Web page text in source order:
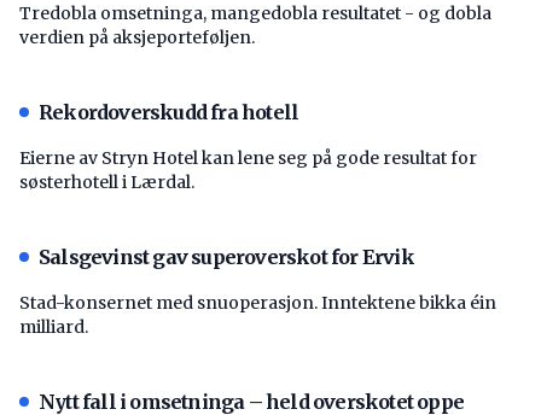
Tredobla omsetninga, mangedobla resultatet - og dobla
verdien på aksjeporteføljen.
Rekordoverskudd fra hotell
Eierne av Stryn Hotel kan lene seg på gode resultat for
søsterhotell i Lærdal.
Salsgevinst gav superoverskot for Ervik
Stad-konsernet med snuoperasjon. Inntektene bikka éin
milliard.
Nytt fall i omsetninga – held overskotet oppe